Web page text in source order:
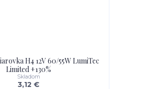
H4 12V 60/55W LumiTec
Limited +130%
3,12 €
Skladom